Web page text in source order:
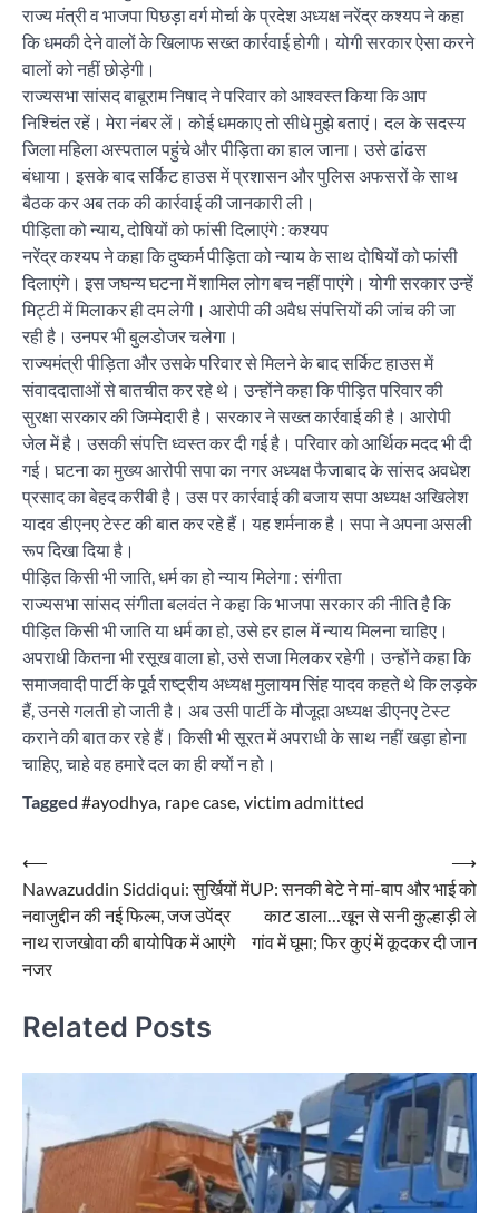
राज्य मंत्री व भाजपा पिछड़ा वर्ग मोर्चा के प्रदेश अध्यक्ष नरेंद्र कश्यप ने कहा
कि धमकी देने वालों के खिलाफ सख्त कार्रवाई होगी। योगी सरकार ऐसा करने
वालों को नहीं छोड़ेगी।
राज्यसभा सांसद बाबूराम निषाद ने परिवार को आश्वस्त किया कि आप
निश्चिंत रहें। मेरा नंबर लें। कोई धमकाए तो सीधे मुझे बताएं। दल के सदस्य
जिला महिला अस्पताल पहुंचे और पीड़िता का हाल जाना। उसे ढांढस
बंधाया। इसके बाद सर्किट हाउस में प्रशासन और पुलिस अफसरों के साथ
बैठक कर अब तक की कार्रवाई की जानकारी ली।
पीड़िता को न्याय, दोषियों को फांसी दिलाएंगे : कश्यप
नरेंद्र कश्यप ने कहा कि दुष्कर्म पीड़िता को न्याय के साथ दोषियों को फांसी
दिलाएंगे। इस जघन्य घटना में शामिल लोग बच नहीं पाएंगे। योगी सरकार उन्हें
मिट्टी में मिलाकर ही दम लेगी। आरोपी की अवैध संपत्तियों की जांच की जा
रही है। उनपर भी बुलडोजर चलेगा।
राज्यमंत्री पीड़िता और उसके परिवार से मिलने के बाद सर्किट हाउस में
संवाददाताओं से बातचीत कर रहे थे। उन्होंने कहा कि पीड़ित परिवार की
सुरक्षा सरकार की जिम्मेदारी है। सरकार ने सख्त कार्रवाई की है। आरोपी
जेल में है। उसकी संपत्ति ध्वस्त कर दी गई है। परिवार को आर्थिक मदद भी दी
गई। घटना का मुख्य आरोपी सपा का नगर अध्यक्ष फैजाबाद के सांसद अवधेश
प्रसाद का बेहद करीबी है। उस पर कार्रवाई की बजाय सपा अध्यक्ष अखिलेश
यादव डीएनए टेस्ट की बात कर रहे हैं। यह शर्मनाक है। सपा ने अपना असली
रूप दिखा दिया है।
पीड़ित किसी भी जाति, धर्म का हो न्याय मिलेगा : संगीता
राज्यसभा सांसद संगीता बलवंत ने कहा कि भाजपा सरकार की नीति है कि
पीड़ित किसी भी जाति या धर्म का हो, उसे हर हाल में न्याय मिलना चाहिए।
अपराधी कितना भी रसूख वाला हो, उसे सजा मिलकर रहेगी। उन्होंने कहा कि
समाजवादी पार्टी के पूर्व राष्ट्रीय अध्यक्ष मुलायम सिंह यादव कहते थे कि लड़के
हैं, उनसे गलती हो जाती है। अब उसी पार्टी के मौजूदा अध्यक्ष डीएनए टेस्ट
कराने की बात कर रहे हैं। किसी भी सूरत में अपराधी के साथ नहीं खड़ा होना
चाहिए, चाहे वह हमारे दल का ही क्यों न हो।
Tagged #ayodhya, rape case, victim admitted
Post
navigation
⟵
Nawazuddin Siddiqui: सुर्खियों में
नवाजुद्दीन की नई फिल्म, जज उपेंद्र
नाथ राजखोवा की बायोपिक में आएंगे
नजर
UP: सनकी बेटे ने मां-बाप और भाई को
काट डाला…खून से सनी कुल्हाड़ी ले
गांव में घूमा; फिर कुएं में कूदकर दी जान
⟶
Related Posts